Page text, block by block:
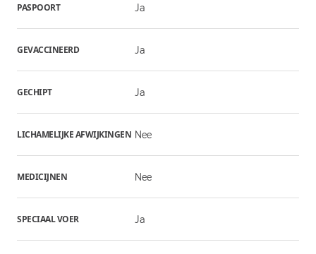
PASPOORT Ja
GEVACCINEERD Ja
GECHIPT Ja
LICHAMELIJKE AFWIJKINGEN Nee
MEDICIJNEN Nee
SPECIAAL VOER Ja